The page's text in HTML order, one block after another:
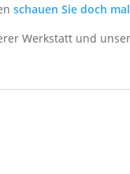
schauen Sie doch
Werkstatt und